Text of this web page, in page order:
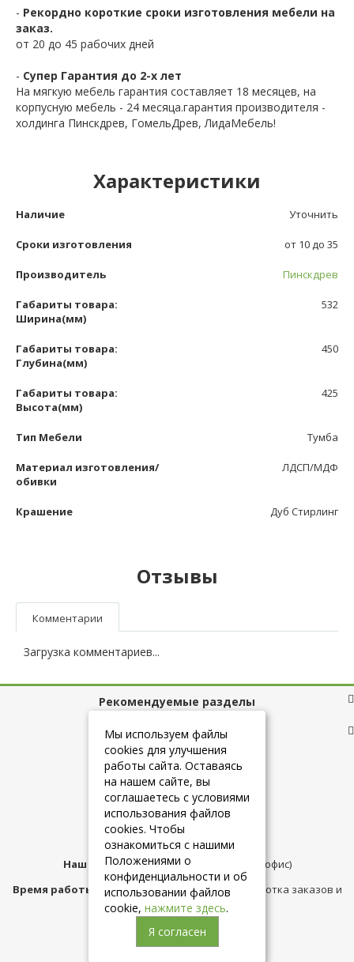
- Рекордно короткие сроки изготовления мебели на
заказ.
от 20 до 45 рабочих дней
- Супер Гарантия до 2-х лет
На мягкую мебель гарантия составляет 18 месяцев, на
корпусную мебель - 24 месяца.гарантия производителя -
холдинга Пинскдрев, ГомельДрев, ЛидаМебель!
Характеристики
Наличие Уточнить
Сроки изготовления от 10 до 35
Производитель Пинскдрев
Габариты товара:
Ширина(мм)
532
Габариты товара:
Глубина(мм)
450
Габариты товара:
Высота(мм)
425
Тип Мебели Тумба
Материал изготовления/
обивки
ЛДСП/МДФ
Крашение Дуб Стирлинг
Отзывы
Комментарии
Загрузка комментариев...
Рекомендуемые разделы
Полезные ссылки
+7 (925) 084-10-60
Наш адрес:Москва,ул.Плещеева д.12 (офис)
Время работы магазина:с 10:00 до 21:00 (обработка заказов и
консультация)
Мы используем файлы
cookies для улучшения
работы сайта. Оставаясь
на нашем сайте, вы
соглашаетесь с условиями
использования файлов
cookies. Чтобы
ознакомиться с нашими
Положениями о
конфиденциальности и об
использовании файлов
cookie, нажмите здесь.
Я согласен